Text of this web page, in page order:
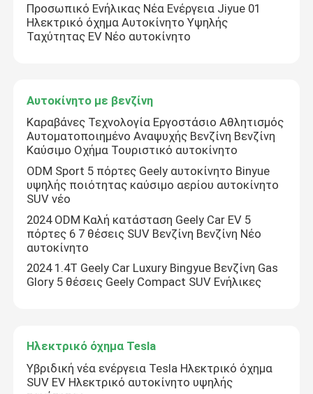
Προσωπικό Ενήλικας Νέα Ενέργεια Jiyue 01
Ηλεκτρικό όχημα Αυτοκίνητο Υψηλής
Ταχύτητας EV Νέο αυτοκίνητο
Αυτοκίνητο με βενζίνη
Καραβάνες Τεχνολογία Εργοστάσιο Αθλητισμός
Αυτοματοποιημένο Αναψυχής Βενζίνη Βενζίνη
Καύσιμο Οχήμα Τουριστικό αυτοκίνητο
ODM Sport 5 πόρτες Geely αυτοκίνητο Binyue
υψηλής ποιότητας καύσιμο αερίου αυτοκίνητο
SUV νέο
2024 ODM Καλή κατάσταση Geely Car EV 5
πόρτες 6 7 θέσεις SUV Βενζίνη Βενζίνη Νέο
αυτοκίνητο
2024 1.4T Geely Car Luxury Bingyue Βενζίνη Gas
Glory 5 θέσεις Geely Compact SUV Ενήλικες
Ηλεκτρικό όχημα Tesla
Υβριδική νέα ενέργεια Tesla Ηλεκτρικό όχημα
SUV EV Ηλεκτρικό αυτοκίνητο υψηλής